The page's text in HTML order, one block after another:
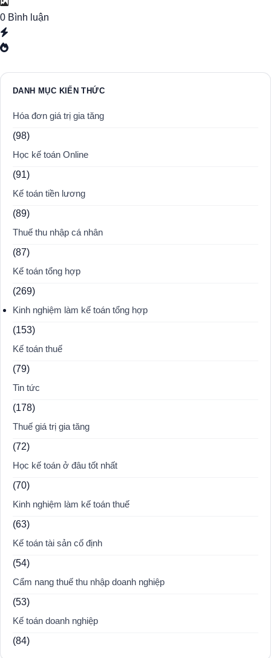
0 Bình luận
DANH MỤC KIẾN THỨC
Hóa đơn giá trị gia tăng
(98)
Học kế toán Online
(91)
Kế toán tiền lương
(89)
Thuế thu nhập cá nhân
(87)
Kế toán tổng hợp
(269)
Kinh nghiệm làm kế toán tổng hợp
(153)
Kế toán thuế
(79)
Tin tức
(178)
Thuế giá trị gia tăng
(72)
Học kế toán ở đâu tốt nhất
(70)
Kinh nghiệm làm kế toán thuế
(63)
Kế toán tài sản cố định
(54)
Cẩm nang thuế thu nhập doanh nghiệp
(53)
Kế toán doanh nghiệp
(84)